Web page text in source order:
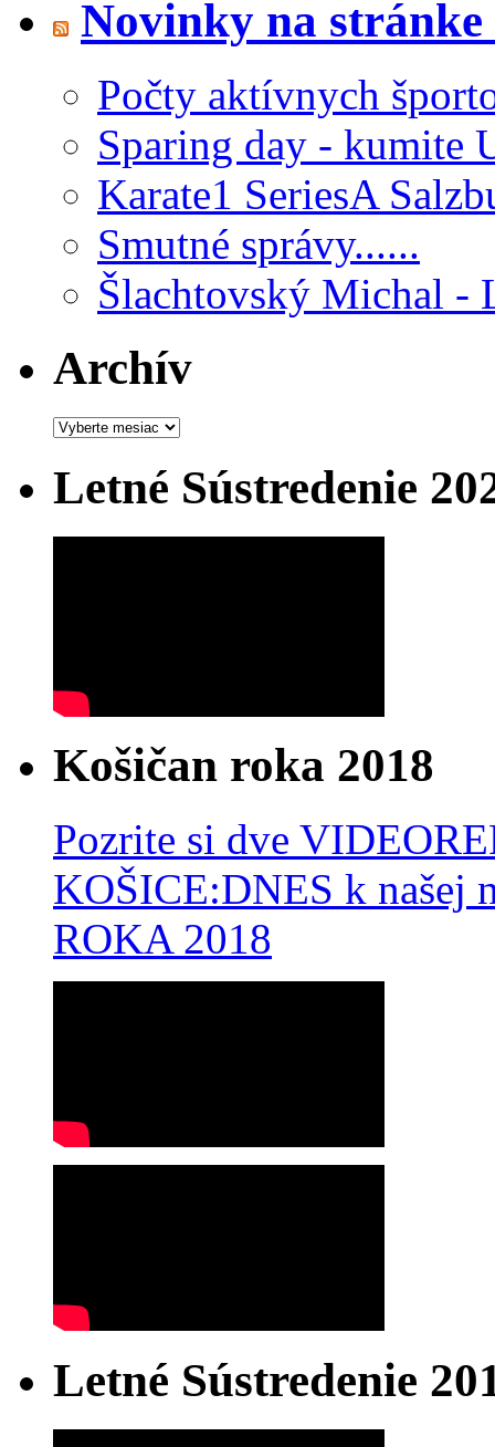
Novinky na
Počty aktívnych
Sparing day - kumite
Karate1 SeriesA
Smutné správy......
Šlachtovský Michal -
Archív
Archív
Letné Sústredenie
Košičan roka 2018
Pozrite si dve
KOŠICE:DNES k
ROKA 2018
Letné Sústredenie